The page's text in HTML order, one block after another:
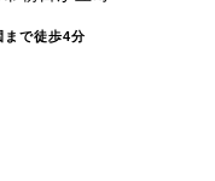
まで徒歩4分